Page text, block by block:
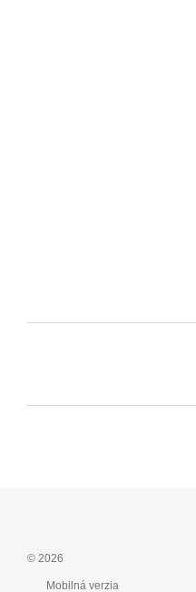
© 2026
Mobilná verzia